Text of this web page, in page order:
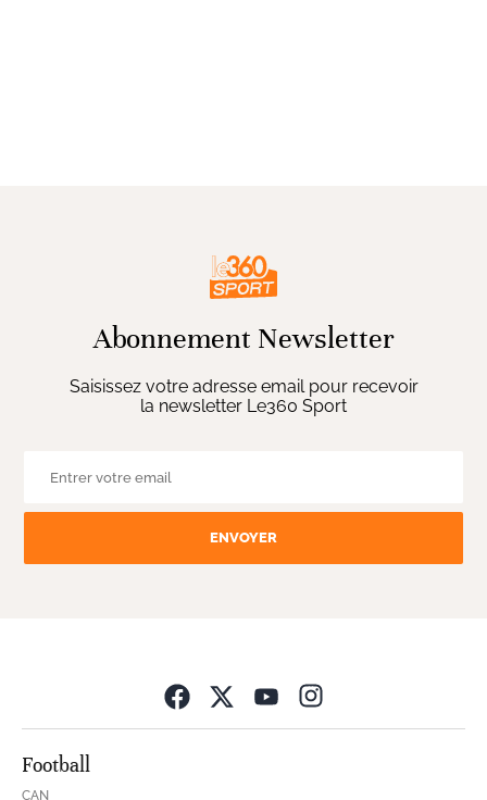
Abonnement Newsletter
Saisissez votre adresse email pour recevoir
la newsletter Le360 Sport
ENVOYER
Football
CAN